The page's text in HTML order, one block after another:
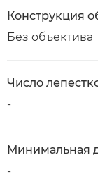
Конструкция
Без объектива
Число
-
Минимальная
-